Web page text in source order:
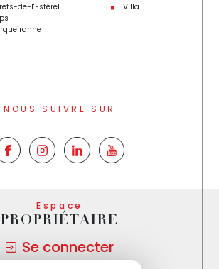
de-l'Estérel
Villa
NOUS SUIVRE SUR
Espace
PROPRIÉTAIRE
Se connecter